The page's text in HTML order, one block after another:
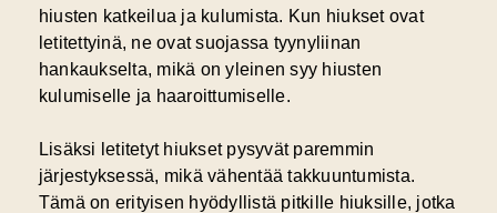
hiusten katkeilua ja kulumista. Kun hiukset ovat
letitettyinä, ne ovat suojassa tyynyliinan
hankaukselta, mikä on yleinen syy hiusten
kulumiselle ja haaroittumiselle.
Lisäksi letitetyt hiukset pysyvät paremmin
järjestyksessä, mikä vähentää takkuuntumista.
Tämä on erityisen hyödyllistä pitkille hiuksille, jotka